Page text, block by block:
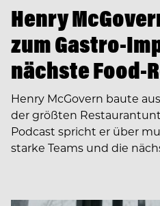
Henry
zum Gastro-
nächste Food-
Henry McGovern baute
der größten
Podcast spricht er über
starke Teams und die